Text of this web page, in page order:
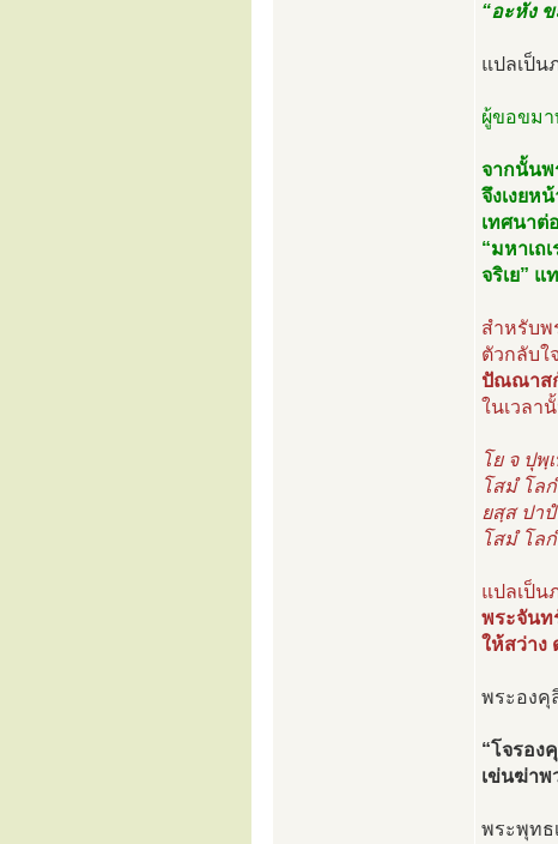
“อะหัง
แปลเป็น
ผู้ขอขมา
จากนั้นพ
จึงเงยห
เทศนาต่
“มหาเถ
จริเย”
สำหรับพ
ตัวกลับใ
ปัณณาส
ในเวลา
โย จ ปุ
โสมํ โล
ยสฺส ปา
โสมํ โล
แปลเป็น
พระจันท
ให้สว่าง
พระองคุ
“โจรอง
เข่นฆ่าพ
พระพุทธ